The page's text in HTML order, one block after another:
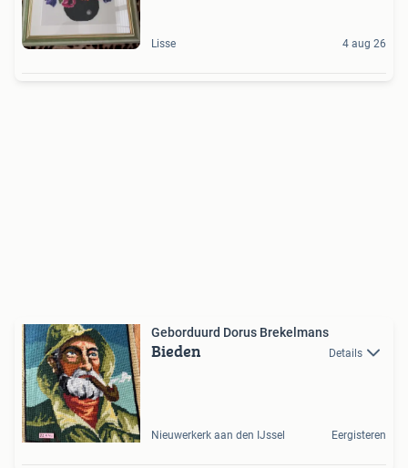
Lisse 4 aug 26
Geborduurd Dorus Brekelmans
Bieden Details
Nieuwerkerk aan den IJssel Eergisteren